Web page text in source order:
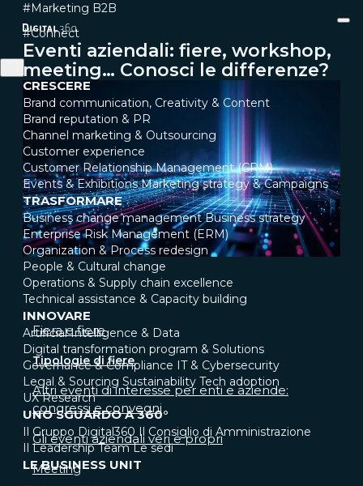
CRESCERE
Brand communication, Creativity & Content
Brand reputation & PR
Channel marketing & Outsourcing
Customer experience
Customer Relationship Management (CRM)
Events & Exhibitions Marketing strategy & Campaigns
TRASFORMARE
Business change management Business strategy
Enterprise Risk Management (ERM)
Organization & Process redesign
People & Cultural change
Operations & Supply chain excellence
Technical assistance & Capacity building
INNOVARE
Artificial Intelligence & Data
Digital transformation program & Solutions
Governance & Compliance IT & Cybersecurity
Legal & Sourcing Sustainability Tech adoption
UX Research
UNO SGUARDO A 360°
Il Gruppo Digital360 Il Consiglio di Amministrazione
Il Leadership Team Le sedi
LE BUSINESS UNIT
#Marketing B2B
#Connect
Eventi aziendali: fiere, workshop,
meeting… Conosci le differenze?
Fiera e fiere
Tipologie di fiere
Altri eventi di interesse per enti e aziende:
congressi e convegni
Gli eventi aziendali veri e propri
Meeting